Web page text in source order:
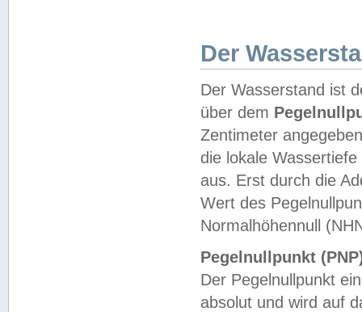
Der
Der Wasserstand ist
über dem
Zentimeter
die lokale
aus. Erst durch die
Wert des
Normalhöhennull
Pegelnullpunkt
Der Pegelnullpunkt
absolut und wird auf